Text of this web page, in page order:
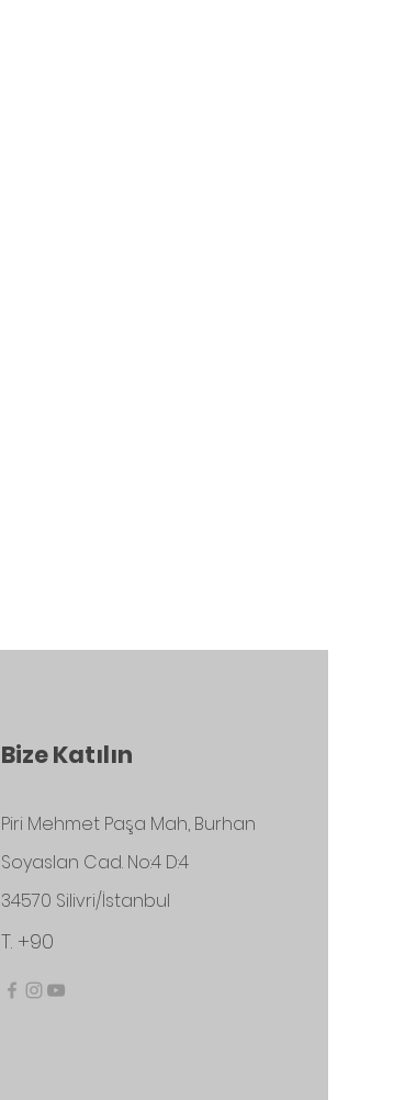
Bize Katılın
Piri Mehmet Paşa Mah, Burhan
Soyaslan Cad. No:4 D:4
34570 Silivri/İstanbul
T. +90